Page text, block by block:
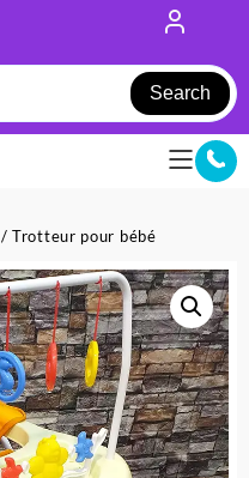
Search
/ Trotteur pour bébé